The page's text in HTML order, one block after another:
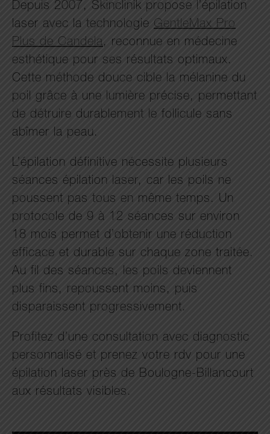
Depuis 2007, Skinclinik propose l’épilation
laser avec la technologie GentleMax Pro
Plus de Candela, reconnue en médecine
esthétique pour ses résultats optimaux.
Cette méthode douce cible la mélanine du
poil grâce à une lumière précise, permettant
de détruire durablement le follicule sans
abîmer la peau.
L’épilation définitive nécessite plusieurs
séances épilation laser, car les poils ne
poussent pas tous en même temps. Un
protocole de 9 à 12 séances sur environ
18 mois permet d’obtenir une réduction
efficace et durable sur chaque zone traitée.
Au fil des séances, les poils deviennent
plus fins, repoussent moins, puis
disparaissent progressivement.
Profitez d’une consultation avec diagnostic
personnalisé et prenez votre rdv pour une
épilation laser près de Boulogne-Billancourt
aux résultats visibles.